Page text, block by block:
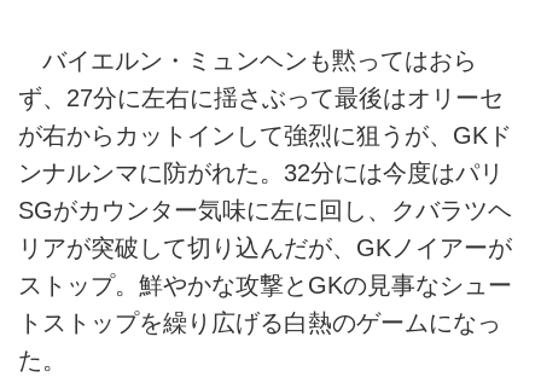
バイエルン・ミュンヘンも黙ってはおら
ず、27分に左右に揺さぶって最後はオリーセ
が右からカットインして強烈に狙うが、GKド
ンナルンマに防がれた。32分には今度はパリ
SGがカウンター気味に左に回し、クバラツヘ
リアが突破して切り込んだが、GKノイアーが
ストップ。鮮やかな攻撃とGKの見事なシュー
トストップを繰り広げる白熱のゲームになっ
た。